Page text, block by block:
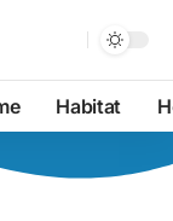
Habitat